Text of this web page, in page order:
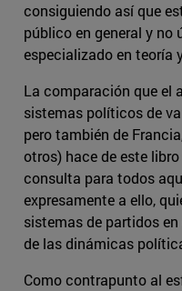
consiguiendo así que
público en general y
especializado en teoría
La comparación que el
sistemas políticos de
pero también de
otros) hace de este
consulta para todos
expresamente a ello,
sistemas de partidos
de las dinámicas
Como contrapunto al